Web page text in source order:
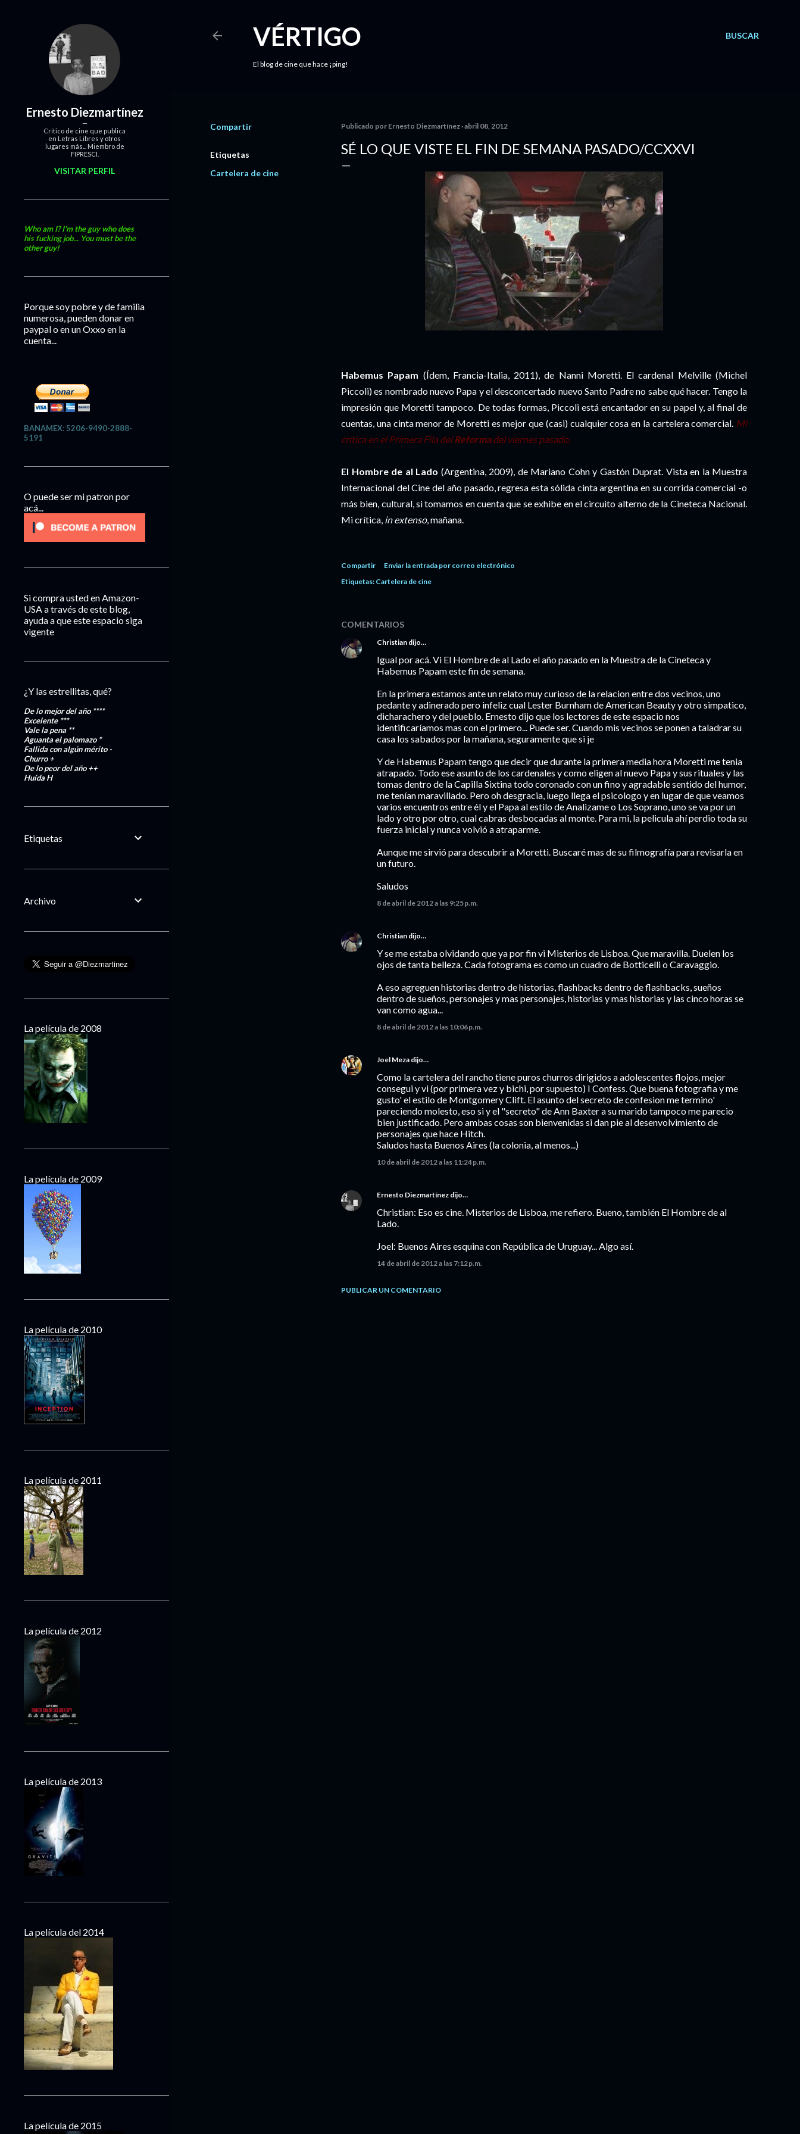
BUSCAR
VÉRTIGO
El blog de cine que hace ¡ping!
Compartir
Etiquetas
Cartelera de cine
Publicado por Ernesto Diezmartínez abril 08, 2012
SÉ LO QUE VISTE EL FIN DE SEMANA PASADO/CCXXVI
Habemus Papam (Ídem, Francia-Italia, 2011), de Nanni Moretti. El cardenal Melville (Michel
Piccoli) es nombrado nuevo Papa y el desconcertado nuevo Santo Padre no sabe qué hacer. Tengo la
impresión que Moretti tampoco. De todas formas, Piccoli está encantador en su papel y, al final de
cuentas, una cinta menor de Moretti es mejor que (casi) cualquier cosa en la cartelera comercial. Mi
crítica en el Primera Fila delReformadel viernes pasado.
El Hombre de al Lado (Argentina, 2009), de Mariano Cohn y Gastón Duprat. Vista en la Muestra
Internacional del Cine del año pasado, regresa esta sólida cinta argentina en su corrida comercial -o
más bien, cultural, si tomamos en cuenta que se exhibe en el circuito alterno de la Cineteca Nacional.
Mi crítica, in extenso, mañana.
Compartir
Enviar la entrada por correo electrónico
Etiquetas: Cartelera de cine
COMENTARIOS
Christian dijo…
Igual por acá. Vi El Hombre de al Lado el año pasado en la Muestra de la Cineteca y
Habemus Papam este fin de semana.
En la primera estamos ante un relato muy curioso de la relacion entre dos vecinos, uno
pedante y adinerado pero infeliz cual Lester Burnham de American Beauty y otro simpatico,
dicharachero y del pueblo. Ernesto dijo que los lectores de este espacio nos
identificaríamos mas con el primero... Puede ser. Cuando mis vecinos se ponen a taladrar su
casa los sabados por la mañana, seguramente que si je
Y de Habemus Papam tengo que decir que durante la primera media hora Moretti me tenia
atrapado. Todo ese asunto de los cardenales y como eligen al nuevo Papa y sus rituales y las
tomas dentro de la Capilla Sixtina todo coronado con un fino y agradable sentido del humor,
me tenían maravillado. Pero oh desgracia, luego llega el psicologo y en lugar de que veamos
varios encuentros entre él y el Papa al estilo de Analizame o Los Soprano, uno se va por un
lado y otro por otro, cual cabras desbocadas al monte. Para mi, la pelicula ahí perdio toda su
fuerza inicial y nunca volvió a atraparme.
Aunque me sirvió para descubrir a Moretti. Buscaré mas de su filmografía para revisarla en
un futuro.
Saludos
8 de abril de 2012 a las 9:25 p.m.
Christian dijo…
Y se me estaba olvidando que ya por fin vi Misterios de Lisboa. Que maravilla. Duelen los
ojos de tanta belleza. Cada fotograma es como un cuadro de Botticelli o Caravaggio.
A eso agreguen historias dentro de historias, flashbacks dentro de flashbacks, sueños
dentro de sueños, personajes y mas personajes, historias y mas historias y las cinco horas se
van como agua...
8 de abril de 2012 a las 10:06 p.m.
Joel Meza dijo…
Como la cartelera del rancho tiene puros churros dirigidos a adolescentes flojos, mejor
consegui y vi (por primera vez y bichi, por supuesto) I Confess. Que buena fotografia y me
gusto' el estilo de Montgomery Clift. El asunto del secreto de confesion me termino'
pareciendo molesto, eso si y el "secreto" de Ann Baxter a su marido tampoco me parecio
bien justificado. Pero ambas cosas son bienvenidas si dan pie al desenvolvimiento de
personajes que hace Hitch.
Saludos hasta Buenos Aires (la colonia, al menos...)
10 de abril de 2012 a las 11:24 p.m.
Ernesto Diezmartínez dijo…
Christian: Eso es cine. Misterios de Lisboa, me refiero. Bueno, también El Hombre de al
Lado.
Joel: Buenos Aires esquina con República de Uruguay... Algo así.
14 de abril de 2012 a las 7:12 p.m.
PUBLICAR UN COMENTARIO
Ernesto Diezmartínez
Crítico de cine que publica
en Letras Libres y otros
lugares más... Miembro de
FIPRESCI.
VISITAR PERFIL
Who am I? I'm the guy who does
his fucking job... You must be the
other guy!
Porque soy pobre y de familia
numerosa, pueden donar en
paypal o en un Oxxo en la
cuenta...
BANAMEX: 5206-9490-2888-
5191
O puede ser mi patron por
acá...
Si compra usted en Amazon-
USA a través de este blog,
ayuda a que este espacio siga
vigente
¿Y las estrellitas, qué?
De lo mejor del año ****
Excelente***
Vale la pena **
Aguanta el palomazo *
Fallida con algún mérito-
Churro+
De lo peor del año++
HuídaH
Etiquetas
Archivo
La película de 2008
La película de 2009
La película de 2010
La película de 2011
La película de 2012
La película de 2013
La película del 2014
La película de 2015